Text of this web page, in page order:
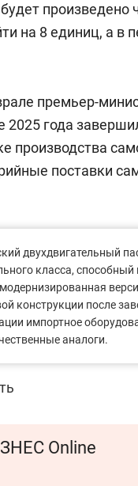
будет
на 8 единиц, а в
премьер-
2025 года
производства
поставки
двухдвигательный
класса,
конструкции после
импортное
аналоги.
Online